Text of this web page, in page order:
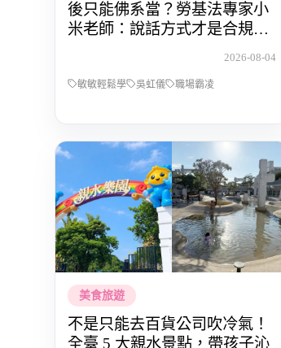
後只能佛系當？勞基法專家小
米老師：說話方式才是合規關
2026-08-04
敏敏輕鬆學 吳虹儀 職場霸凌
美食旅遊
不是只能去百貨公司吹冷氣！
全臺 5 大親水景點，帶孩子沁